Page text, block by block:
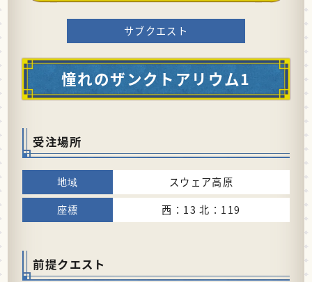
サブクエスト
憧れのザンクトアリウム1
受注場所
スウェア高原
西：13 北：119
前提クエスト